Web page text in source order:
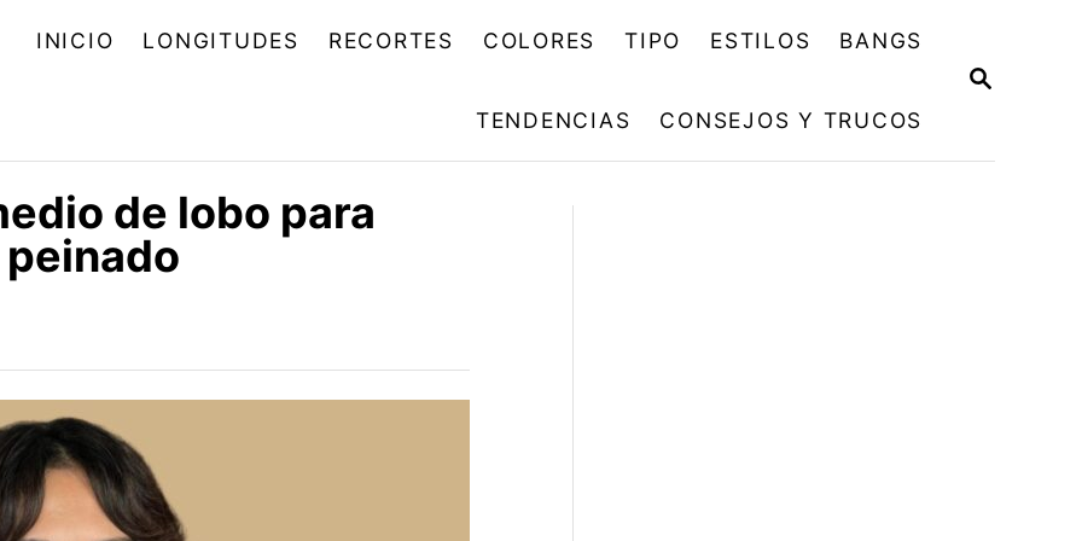
B
A
INICIO LONGITUDES RECORTES COLORES TIPO ESTILOS BANGS
TENDENCIAS CONSEJOS Y TRUCOS
de lobo para